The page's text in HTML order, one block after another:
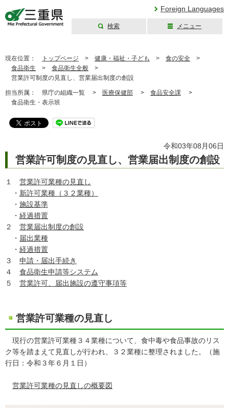
Foreign Languages
検索 メニュー
現在位置： トップページ > 健康・福祉・子ども > 食の安全 >
食品衛生 > 食品衛生全般 >
営業許可制度の見直し、営業届出制度の創設
担当所属： 県庁の組織一覧 > 医療保健部 > 食品安全課 >
食品衛生・表示班
令和03年08月06日
営業許可制度の見直し、営業届出制度の創設
１ 営業許可業種の見直し
・ 新許可業種（３２業種）
・ 施設基準
・ 経過措置
２ 営業届出制度の創設
・ 届出業種
・ 経過措置
３ 申請・届出手続き
４ 食品衛生申請等システム
５ 営業許可、届出施設の遵守事項等
営業許可業種の見直し
現行の営業許可業種３４業種について、食中毒や食品事故のリス
ク等を踏まえて見直しが行われ、３２業種に整理されました。（施
行日：令和３年６月１日）
営業許可業種の見直しの概要図